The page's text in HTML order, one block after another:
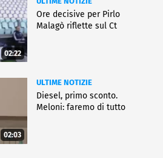
02:22
Ore decisive per Pirlo
Malagò riflette sul Ct
02:03
ULTIME NOTIZIE
Diesel, primo sconto.
Meloni: faremo di tutto